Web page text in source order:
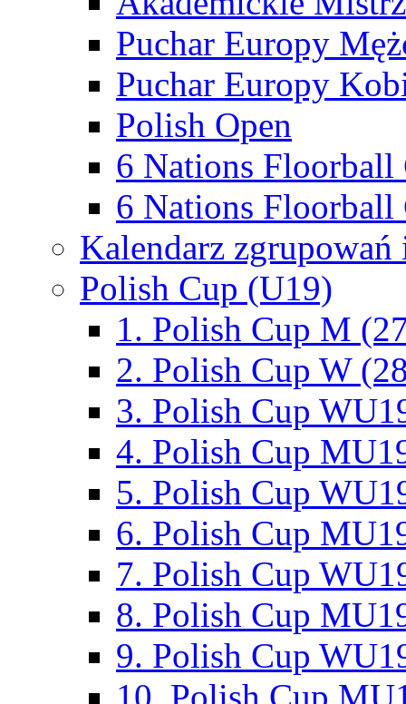
Puchar Europy
Puchar Europy
Polish Open
6 Nations Floorball
6 Nations Floorball
Kalendarz
Polish Cup (U19)
1. Polish Cup M
2. Polish Cup W
3. Polish Cup
4. Polish Cup
5. Polish Cup
6. Polish Cup
7. Polish Cup
8. Polish Cup
9. Polish Cup
10. Polish Cup